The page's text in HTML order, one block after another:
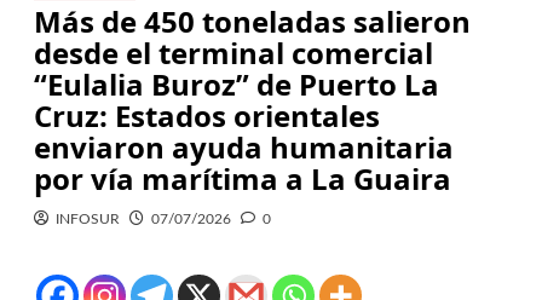
Más de 450 toneladas salieron
desde el terminal comercial
“Eulalia Buroz” de Puerto La
Cruz: Estados orientales
enviaron ayuda humanitaria
por vía marítima a La Guaira
INFOSUR 07/07/2026 0